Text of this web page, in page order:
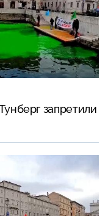
запретили